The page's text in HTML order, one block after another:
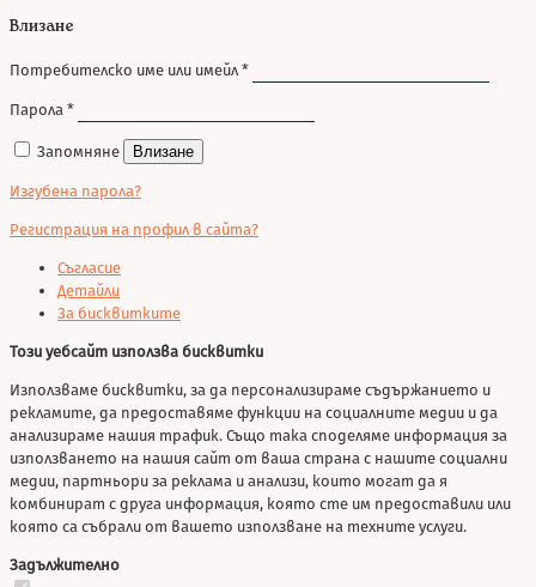
Влизане
Потребителско име или имейл *
Парола *
Запомняне Влизане
Изгубена парола?
Регистрация на профил в сайта?
Съгласие
Детайли
За бисквитките
Този уебсайт използва бисквитки
Използваме бисквитки, за да персонализираме съдържанието и
рекламите, да предоставяме функции на социалните медии и да
анализираме нашия трафик. Също така споделяме информация за
използването на нашия сайт от ваша страна с нашите социални
медии, партньори за реклама и анализи, които могат да я
комбинират с друга информация, която сте им предоставили или
която са събрали от вашето използване на техните услуги.
Задължително